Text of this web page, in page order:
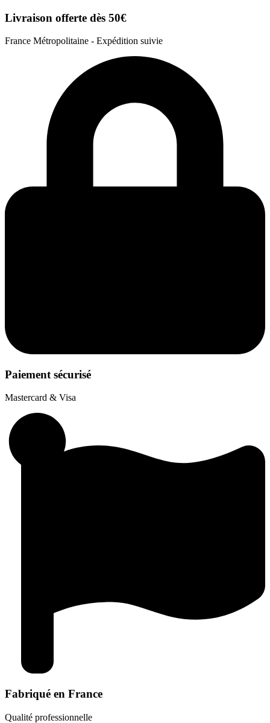
Livraison offerte dès 50€
France Métropolitaine - Expédition suivie
Paiement sécurisé
Mastercard & Visa
Fabriqué en France
Qualité professionnelle